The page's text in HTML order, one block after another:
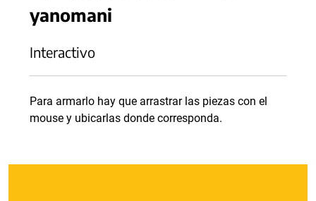
yanomani
Interactivo
Para armarlo hay que arrastrar las piezas con el
mouse y ubicarlas donde corresponda.